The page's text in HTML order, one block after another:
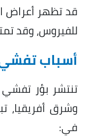
قد تظهر أعراض
للفيروس، وقد
أسباب تفشي
تنتشر بؤر
وشرق أفريقيا،
في: